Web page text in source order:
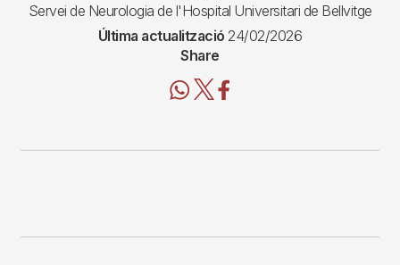
Servei de Neurologia de l'Hospital Universitari de Bellvitge
Última actualització 24/02/2026
Share